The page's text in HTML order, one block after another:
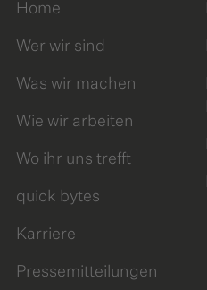
Home
Wer wir sind
Was wir machen
Wie wir arbeiten
Wo ihr uns trefft
quick bytes
Karriere
Pressemitteilungen